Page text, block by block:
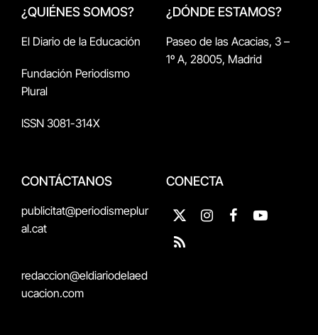
¿QUIÉNES SOMOS?
El Diario de la Educación
Fundación Periodismo
Plural
ISSN 3081-314X
¿DÓNDE ESTAMOS?
Paseo de las Acacias, 3 –
1º A, 28005, Madrid
CONTÁCTANOS
publicitat@periodismeplur
al.cat
redaccion@eldiariodelaed
ucacion.com
CONECTA
X
(Twitter)
InstagramFacebookYouTube
RSS